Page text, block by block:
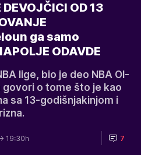
OD 13
ga samo
ODAVDE
lige, bio je deo NBA Ol-
govori o tome što je kao
sa 13-godišnjakinjom i
19:30h 7